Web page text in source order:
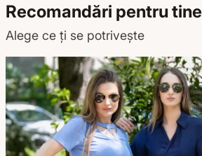
Recomandări pentru tine
Alege ce ți se potrivește